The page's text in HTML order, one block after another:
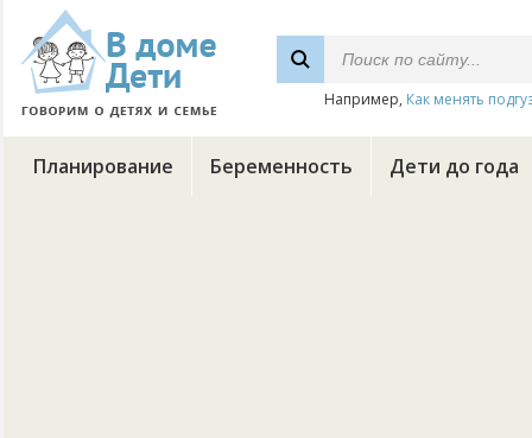
Например, Как менять
Планирование Беременность Дети до года